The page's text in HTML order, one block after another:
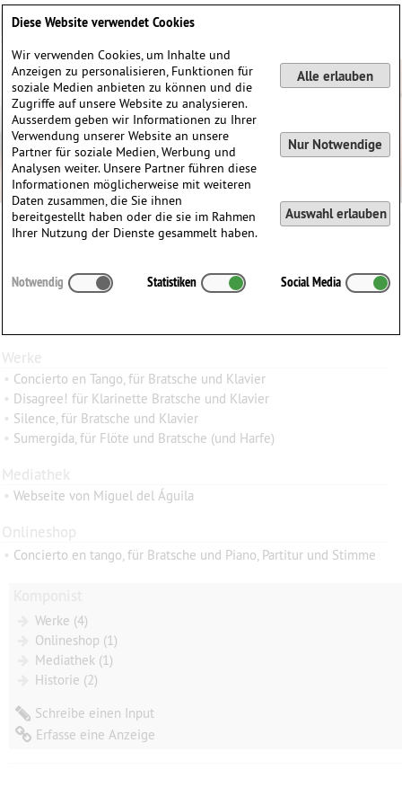
Miguel Aguila
Aguila
∗ 15.09.1957 inMontevideo, Uruguay
Werke
• Concierto en Tango, für Bratsche und Klavier
• Disagree! für Klarinette Bratsche und Klavier
• Silence, für Bratsche und Klavier
• Sumergida, für Flöte und Bratsche (und Harfe)
Mediathek
• Webseite von Miguel del Águila
Onlineshop
• Concierto en tango, für Bratsche und Piano, Partitur und Stimme
Werke (4)
Onlineshop (1)
Mediathek (1)
Historie (2)
Schreibe einen Input
Erfasse eine Anzeige
Diese Website verwendet Cookies
Wir verwenden Cookies, um Inhalte und
Anzeigen zu personalisieren, Funktionen für
soziale Medien anbieten zu können und die
Zugriffe auf unsere Website zu analysieren.
Ausserdem geben wir Informationen zu Ihrer
Verwendung unserer Website an unsere
Partner für soziale Medien, Werbung und
Analysen weiter. Unsere Partner führen diese
Informationen möglicherweise mit weiteren
Daten zusammen, die Sie ihnen
bereitgestellt haben oder die sie im Rahmen
Ihrer Nutzung der Dienste gesammelt haben.
Alle erlauben
Nur Notwendige
Auswahl erlauben
Notwendig Statistiken Social Media